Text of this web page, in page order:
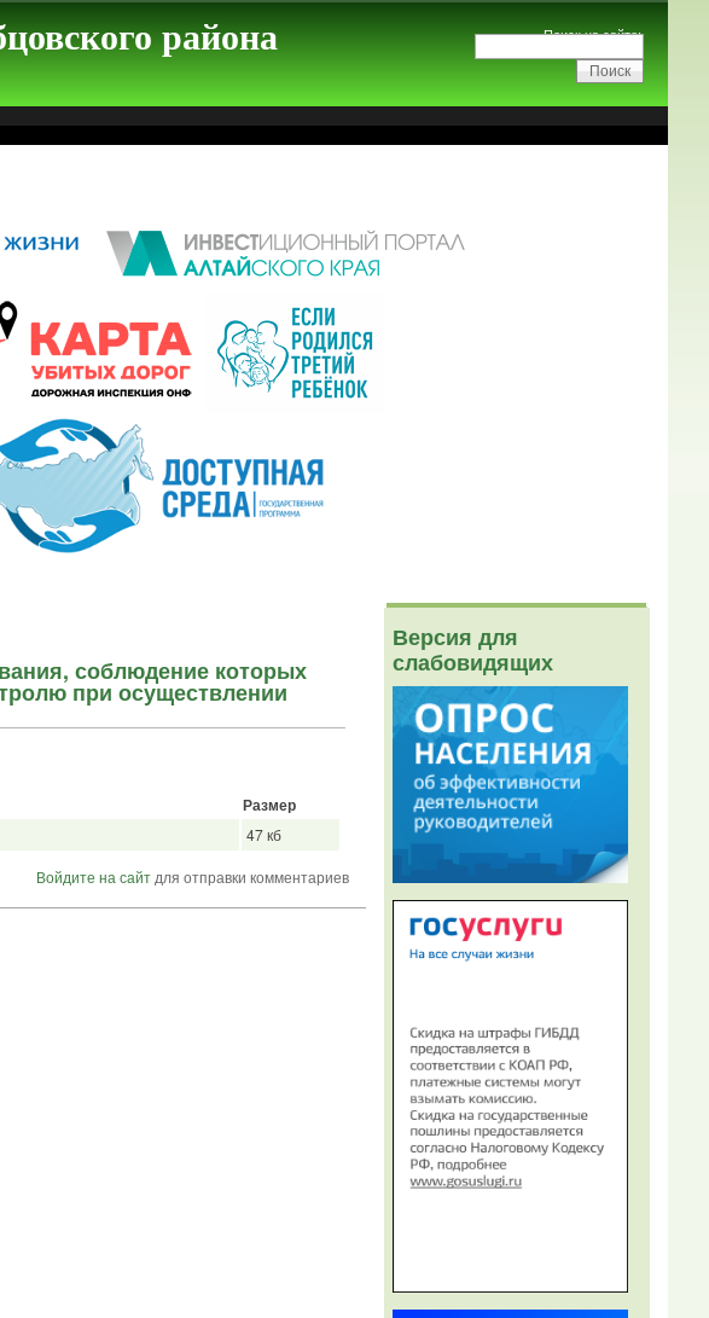
района Поиск на сайте:
соблюдение которых
при осуществлении
Размер
47 кб
Войдите на сайтдля отправки комментариев
Версия для
слабовидящих